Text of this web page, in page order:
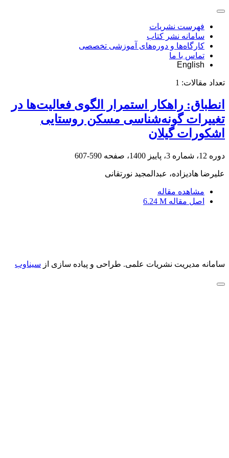
فهرست نشریات
سامانه نشر کتاب
کارگاه‌ها و دوره‌های آموزشی تخصصی
تماس با ما
English
تعداد مقالات: 1
انطباق: راهکار استمرار الگوی فعالیت‌ها در
تغییرات گونه‌شناسی مسکن روستایی
اشکورات گیلان
دوره 12، شماره 3، پاییز 1400، صفحه 590-607
علیرضا هادیزاده، عبدالمجید نورتقانی
مشاهده مقاله
اصل مقاله 6.24 M
سامانه مدیریت نشریات علمی. طراحی و پیاده سازی از سیناوب